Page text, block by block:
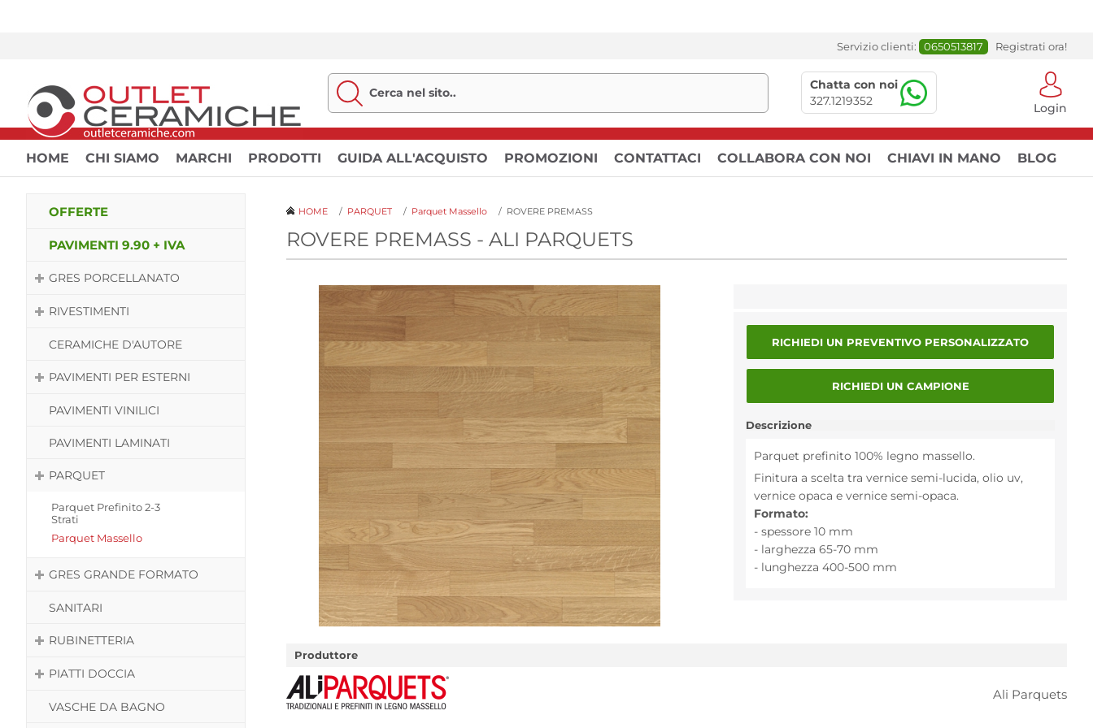
Servizio clienti: 0650513817 Registrati ora!
Chatta con noi
327.1219352
Login
HOME CHI SIAMO MARCHI PRODOTTI GUIDA ALL'ACQUISTO PROMOZIONI CONTATTACI COLLABORA CON NOI CHIAVI IN MANO BLOG
OFFERTE
PAVIMENTI 9.90 + IVA
GRES PORCELLANATO
RIVESTIMENTI
CERAMICHE D'AUTORE
PAVIMENTI PER ESTERNI
PAVIMENTI VINILICI
PAVIMENTI LAMINATI
PARQUET
Parquet Prefinito 2-3
Strati
Parquet Massello
GRES GRANDE FORMATO
SANITARI
RUBINETTERIA
PIATTI DOCCIA
VASCHE DA BAGNO
HOME / PARQUET / Parquet Massello / ROVERE PREMASS
ROVERE PREMASS - ALI PARQUETS
RICHIEDI UN PREVENTIVO PERSONALIZZATO
RICHIEDI UN CAMPIONE
Descrizione
Parquet prefinito 100% legno massello.
Finitura a scelta tra vernice semi-lucida, olio uv,
vernice opaca e vernice semi-opaca.
Formato:
- spessore 10 mm
- larghezza 65-70 mm
- lunghezza 400-500 mm
Produttore
Ali Parquets